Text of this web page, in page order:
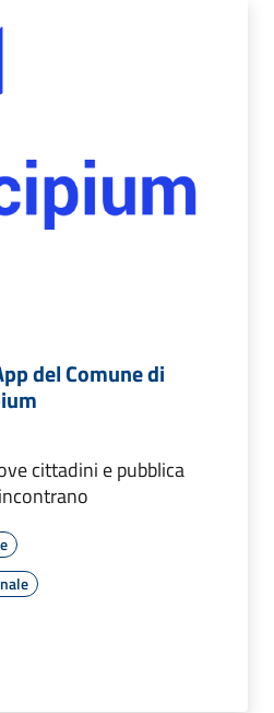
del Comune di
cittadini e pubblica